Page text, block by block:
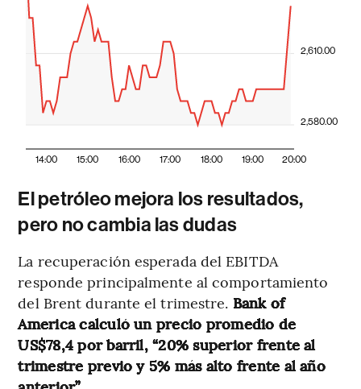
14:00 15:00 16:00 17:00 18:00 19:00 20:00
2,580.00
2,610.00
El petróleo mejora los resultados,
pero no cambia las dudas
La recuperación esperada del EBITDA
responde principalmente al comportamiento
del Brent durante el trimestre. Bank of
America calculó un precio promedio de
US$78,4 por barril, “20% superior frente al
trimestre previo y 5% más alto frente al año